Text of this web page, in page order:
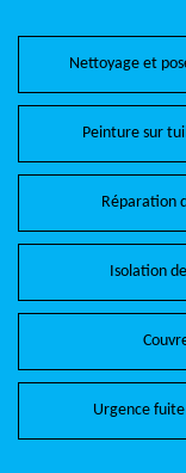
Nettoyage et
Peinture sur
Réparation
Isolation
Urgence